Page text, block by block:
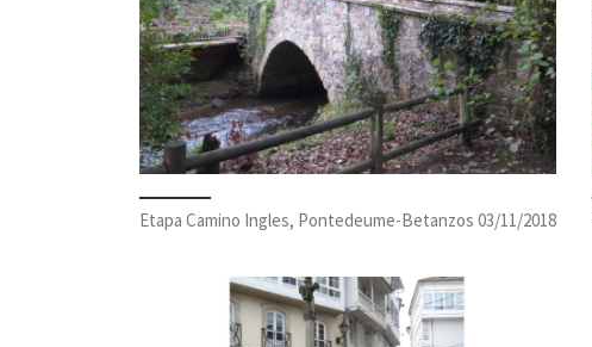
Etapa Camino Ingles, Pontedeume-Betanzos 03/11/2018